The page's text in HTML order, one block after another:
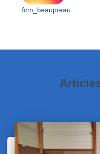
fcm_beaupreau